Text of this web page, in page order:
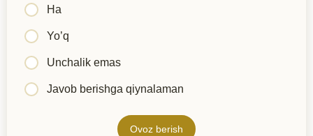
Ha
Yo’q
Unchalik emas
Javob berishga qiynalaman
Ovoz berish